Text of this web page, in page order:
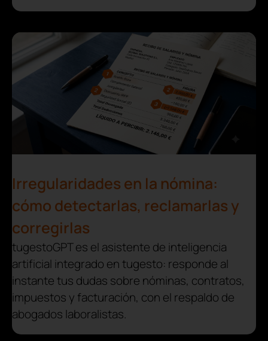
Irregularidades en la nómina:
cómo detectarlas, reclamarlas y
corregirlas
tugestoGPT es el asistente de inteligencia
artificial integrado en tugesto: responde al
instante tus dudas sobre nóminas, contratos,
impuestos y facturación, con el respaldo de
abogados laboralistas.